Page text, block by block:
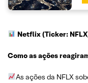
Netflix (Ticker:
Como as ações
As ações da NFLX